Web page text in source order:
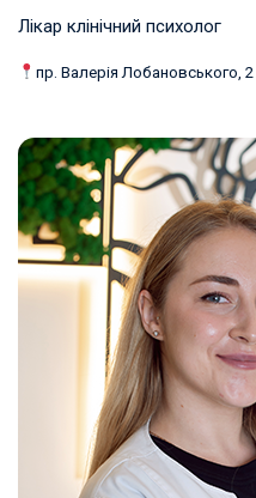
Лікар клінічний психолог
пр. Валерія Лобановського, 2